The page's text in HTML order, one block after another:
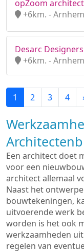
opZoom
+6km. -
Desarc
+6km. -
1 2 3 4
Een architect doet
voor een
architect allemaal
Naast het
bouwtekeningen,
uitvoerende werk
worden is het ook
werkzaamheden
regelen van